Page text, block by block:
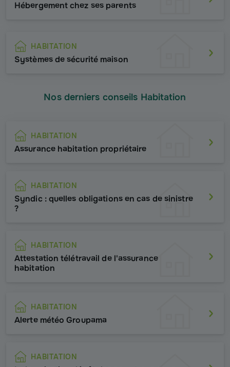
Hébergement chez ses parents
HABITATION
Systèmes de sécurité maison
Nos derniers conseils Habitation
HABITATION
Assurance habitation propriétaire
HABITATION
Syndic : quelles obligations en cas de sinistre
?
HABITATION
Attestation télétravail de l'assurance
habitation
HABITATION
Alerte météo Groupama
HABITATION